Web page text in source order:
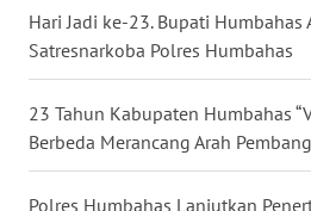
Hari Jadi ke-23. Bupati Humbahas
Satresnarkoba Polres Humbahas
23 Tahun Kabupaten Humbahas
Berbeda Merancang Arah
Polres Humbahas Lanjutkan
SULUT
WN